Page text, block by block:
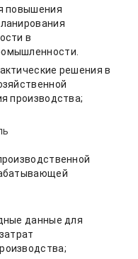
повышения
в
решения в
производства;
данные для